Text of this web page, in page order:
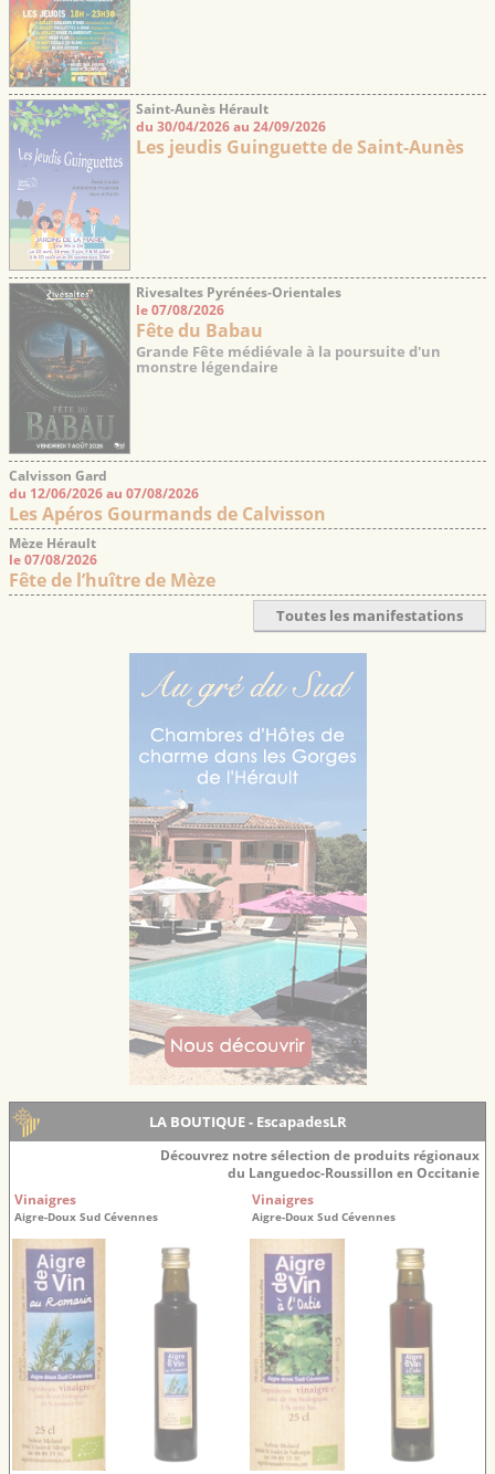
Saint-Aunès Hérault
du 30/04/2026 au 24/09/2026
Les jeudis Guinguette de Saint-Aunès
Rivesaltes Pyrénées-Orientales
le 07/08/2026
Fête du Babau
Grande Fête médiévale à la poursuite d'un
monstre légendaire
Calvisson Gard
du 12/06/2026 au 07/08/2026
Les Apéros Gourmands de Calvisson
Mèze Hérault
le 07/08/2026
Fête de l’huître de Mèze
Toutes les manifestations
LA BOUTIQUE - EscapadesLR
Découvrez notre sélection de produits régionaux
du Languedoc-Roussillon en Occitanie
Vinaigres
Aigre-Doux Sud Cévennes
Vinaigres
Aigre-Doux Sud Cévennes